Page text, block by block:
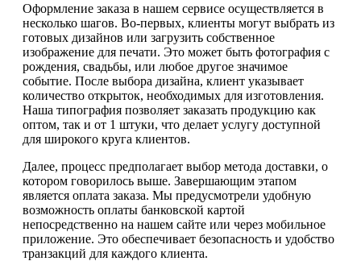
Оформление заказа в нашем сервисе осуществляется в
несколько шагов. Во-первых, клиенты могут выбрать из
готовых дизайнов или загрузить собственное
изображение для печати. Это может быть фотография с
рождения, свадьбы, или любое другое значимое
событие. После выбора дизайна, клиент указывает
количество открыток, необходимых для изготовления.
Наша типография позволяет заказать продукцию как
оптом, так и от 1 штуки, что делает услугу доступной
для широкого круга клиентов.
Далее, процесс предполагает выбор метода доставки, о
котором говорилось выше. Завершающим этапом
является оплата заказа. Мы предусмотрели удобную
возможность оплаты банковской картой
непосредственно на нашем сайте или через мобильное
приложение. Это обеспечивает безопасность и удобство
транзакций для каждого клиента.